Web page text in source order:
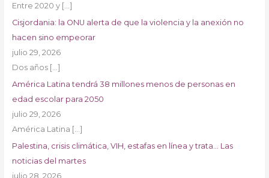
Entre 2020 y […]
Cisjordania: la ONU alerta de que la violencia y la anexión no
hacen sino empeorar
julio 29, 2026
Dos años […]
América Latina tendrá 38 millones menos de personas en
edad escolar para 2050
julio 29, 2026
América Latina […]
Palestina, crisis climática, VIH, estafas en línea y trata… Las
noticias del martes
julio 28, 2026